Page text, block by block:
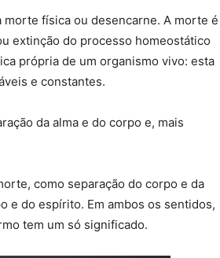
física ou desencarne. A morte é
extinção do processo homeostático
própria de um organismo vivo: esta
e constantes.
da alma e do corpo e, mais
como separação do corpo e da
e do espírito. Em ambos os sentidos,
tem um só significado.